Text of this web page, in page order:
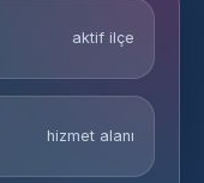
aktif ilçe
hizmet alanı